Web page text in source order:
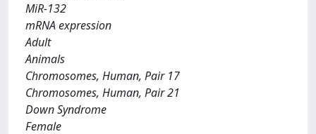
MiR-132
mRNA expression
Adult
Animals
Chromosomes, Human, Pair 17
Chromosomes, Human, Pair 21
Down Syndrome
Female